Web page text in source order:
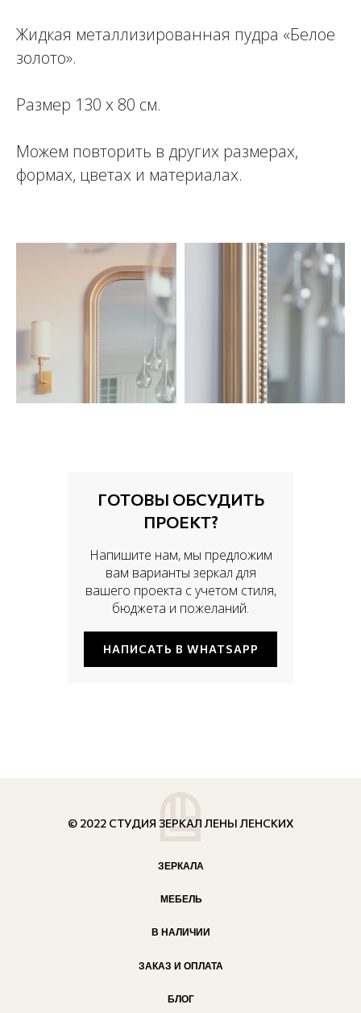
Жидкая металлизированная пудра «Белое
золото».
Размер 130 х 80 см.
Можем повторить в других размерах,
формах, цветах и материалах.
ГОТОВЫ ОБСУДИТЬ
ПРОЕКТ?
Напишите нам, мы предложим
вам варианты зеркал для
вашего проекта с учетом стиля,
бюджета и пожеланий.
НАПИСАТЬ В WHATSAPP
© 2022 СТУДИЯ ЗЕРКАЛ ЛЕНЫ ЛЕНСКИХ
ЗЕРКАЛА
В НАЛИЧИИ
МЕБЕЛЬ
БЛОГ
ЗАКАЗ И ОПЛАТА